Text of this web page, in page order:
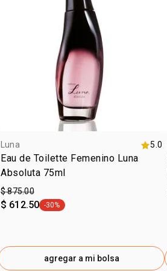
Luna 5.0
Eau de Toilette Femenino Luna
Absoluta 75ml
$ 875.00
$ 612.50 etiqueta -30%
-30%
agregar a mi bolsa